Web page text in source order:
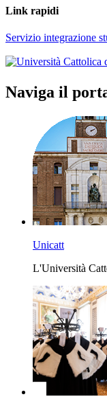
Link rapidi
Servizio integrazione
Naviga il
Unicatt
L'Università